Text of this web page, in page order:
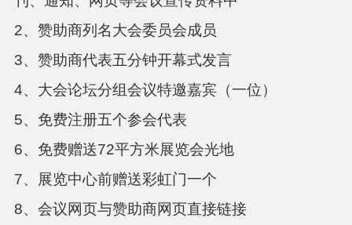
2、赞助商列名大会委员会成员
3、赞助商代表五分钟开幕式发言
4、大会论坛分组会议特邀嘉宾（一位）
5、免费注册五个参会代表
6、免费赠送72平方米展览会光地
7、展览中心前赠送彩虹门一个
8、会议网页与赞助商网页直接链接